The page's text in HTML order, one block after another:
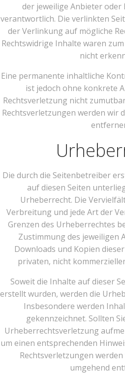
der jeweilige Anbieter oder
verantwortlich. Die verlinkten
der Verlinkung auf mögliche
Rechtswidrige Inhalte waren
nicht
Eine permanente inhaltliche
ist jedoch ohne konkrete
Rechtsverletzung nicht
Rechtsverletzungen werden wir
Die durch die Seitenbetreiber
auf diesen Seiten
Urheberrecht. Die
Verbreitung und jede Art der
Grenzen des Urheberrechtes
Zustimmung des jeweiligen
Downloads und Kopien
privaten, nicht
Soweit die Inhalte auf dieser
erstellt wurden, werden die
Insbesondere werden
gekennzeichnet. Sollten
Urheberrechtsverletzung
um einen entsprechenden
Rechtsverletzungen
umgehend